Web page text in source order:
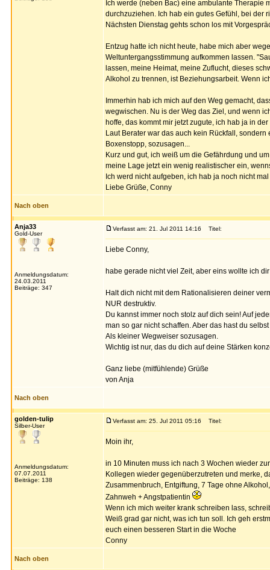
Ich werde (neben Bac) eine ambulante Therapie
durchzuziehen. Ich hab ein gutes Gefühl, bei der
Nächsten Dienstag gehts schon los mit
Entzug hatte ich nicht heute, habe mich aber
Weltuntergangsstimmung aufkommen lassen.
lassen, meine Heimat, meine Zuflucht, dieses
Alkohol zu trennen, ist Beziehungsarbeit. Wenn
Immerhin hab ich mich auf den Weg gemacht,
wegwischen. Nu is der Weg das Ziel, und wenn
hoffe, das kommt mir jetzt zugute, ich hab ja in
Laut Berater war das auch kein Rückfall,
Boxenstopp, sozusagen...
Kurz und gut, ich weiß um die Gefährdung und
meine Lage jetzt ein wenig realistischer ein,
Ich werd nicht aufgeben, ich hab ja noch nicht
Liebe Grüße, Conny
Nach oben
Anja33
Gold-User
Anmeldungsdatum:
24.03.2011
Beiträge: 347
Verfasst am: 21. Jul 2011 14:16 Titel:
Liebe Conny,
habe gerade nicht viel Zeit, aber eins wollte ich
Halt dich nicht mit dem Rationalisieren deiner
NUR destruktiv.
Du kannst immer noch stolz auf dich sein! Auf
man so gar nicht schaffen. Aber das hast du
Als kleiner Wegweiser sozusagen.
Wichtig ist nur, das du dich auf deine Stärken
Ganz liebe (mitfühlende) Grüße
von Anja
Nach oben
golden-tulip
Silber-User
Anmeldungsdatum:
07.07.2011
Beiträge: 138
Verfasst am: 25. Jul 2011 05:16 Titel:
Moin ihr,
in 10 Minuten muss ich nach 3 Wochen wieder
Kollegen wieder gegenüberzutreten und merke,
Zusammenbruch, Entgiftung, 7 Tage ohne
Zahnweh + Angstpatientin
Wenn ich mich weiter krank schreiben lass,
Weiß grad gar nicht, was ich tun soll. Ich geh
euch einen besseren Start in die Woche
Conny
Nach oben